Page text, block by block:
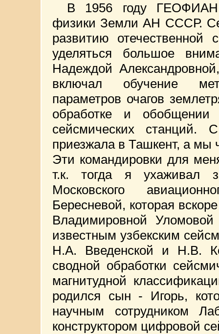
В 1956 году ГЕОФИАН
физики Земли АН СССР.
развитию отечественной
уделяться большое
Надеждой
включал обучение
параметров очагов
обработке и обобщении
сейсмических станций.
приезжала в Ташкент, а мы
Эти командировки для
т.к. тогда я ухаживал
Московского
Бересневой, которая
Владимировной
известным узбекским
Н.А. Введенской и Н.В.
сводной обработки
магнитудной
родился сын - Игорь,
научным сотрудником
конструктором цифровой